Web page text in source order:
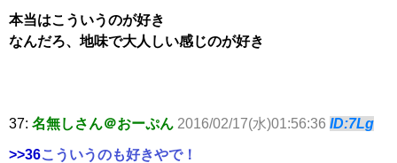
本当はこういうのが好き
なんだろ、地味で大人しい感じのが好き
37: 名無しさん＠おーぷん 2016/02/17(水)01:56:36 ID:7Lg
>>36こういうのも好きやで！